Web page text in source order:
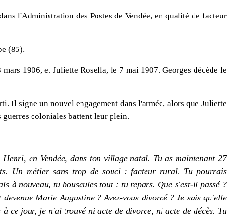
l'Administration des Postes de Vendée, en qualité de facteur
(85).
1906, et Juliette Rosella, le 7 mai 1907. Georges décède le
Il signe un nouvel engagement dans l'armée, alors que Juliette
coloniales battent leur plein.
en Vendée, dans ton village natal. Tu as maintenant 27
Un métier sans trop de souci : facteur rural. Tu pourrais
à nouveau, tu bouscules tout : tu repars. Que s'est-il passé ?
devenue Marie Augustine ?Avez-vous divorcé ? Je sais qu'elle
à ce jour, je n'ai trouvé ni acte de divorce, ni acte de décès. Tu